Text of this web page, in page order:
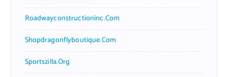
Roadwayconstructioninc.com
Shopdragonflyboutique.com
Sportszilla.org